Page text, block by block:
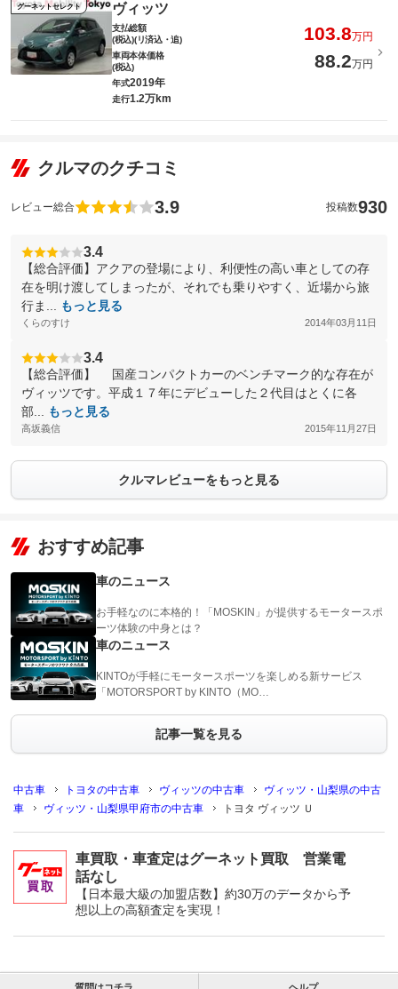
グーネットセレクト ヴィッツ
支払総額
(税込)(リ済込・追)
103.8万円
車両本体価格
(税込)
88.2万円
年式2019年
走行1.2万km
クルマのクチコミ
レビュー総合 3.9 投稿数930
3.4
【総合評価】アクアの登場により、利便性の高い車としての存
在を明け渡してしまったが、それでも乗りやすく、近場から旅
行ま...
もっと見る
くらのすけ 2014年03月11日
3.4
【総合評価】 国産コンパクトカーのベンチマーク的な存在が
ヴィッツです。平成１７年にデビューした２代目はとくに各
部...
もっと見る
高坂義信 2015年11月27日
クルマレビューをもっと見る
おすすめ記事
車のニュース
お手軽なのに本格的！「MOSKIN」が提供するモータースポ
ーツ体験の中身とは？
車のニュース
KINTOが手軽にモータースポーツを楽しめる新サービス
「MOTORSPORT by KINTO（MO…
記事一覧を見る
中古車 トヨタの中古車 ヴィッツの中古車
ヴィッツ・山梨県の中古
車
ヴィッツ・山梨県甲府市の中古車 トヨタ ヴィッツ Ｕ
車買取・車査定はグーネット買取 営業電
話なし
【日本最大級の加盟店数】約30万のデータから予
想以上の高額査定を実現！